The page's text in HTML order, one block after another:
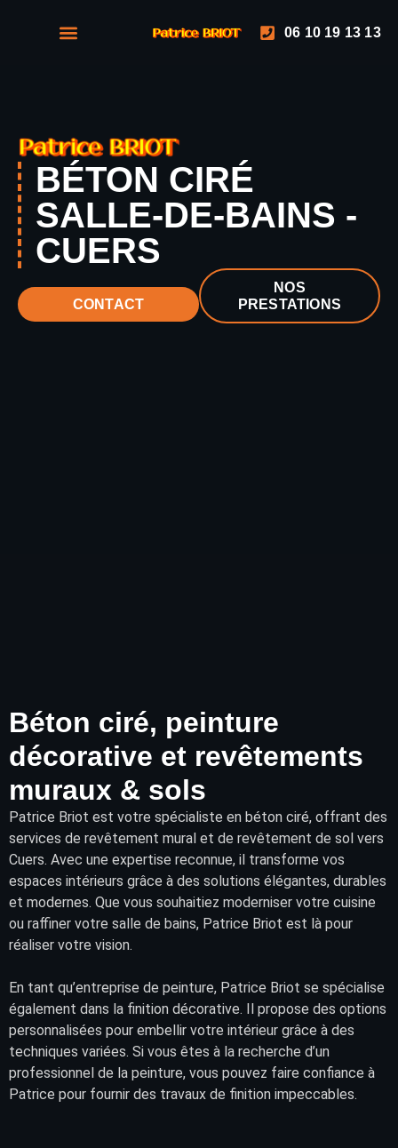
06 10 19 13 13
BÉTON CIRÉ
SALLE-DE-BAINS -
CUERS
CONTACT
NOS
PRESTATIONS
Béton ciré, peinture
décorative et revêtements
muraux & sols
Patrice Briot est votre spécialiste en béton ciré, offrant des
services de revêtement mural et de revêtement de sol vers
Cuers. Avec une expertise reconnue, il transforme vos
espaces intérieurs grâce à des solutions élégantes, durables
et modernes. Que vous souhaitiez moderniser votre cuisine
ou raffiner votre salle de bains, Patrice Briot est là pour
réaliser votre vision.
En tant qu’entreprise de peinture, Patrice Briot se spécialise
également dans la finition décorative. Il propose des options
personnalisées pour embellir votre intérieur grâce à des
techniques variées. Si vous êtes à la recherche d’un
professionnel de la peinture, vous pouvez faire confiance à
Patrice pour fournir des travaux de finition impeccables.